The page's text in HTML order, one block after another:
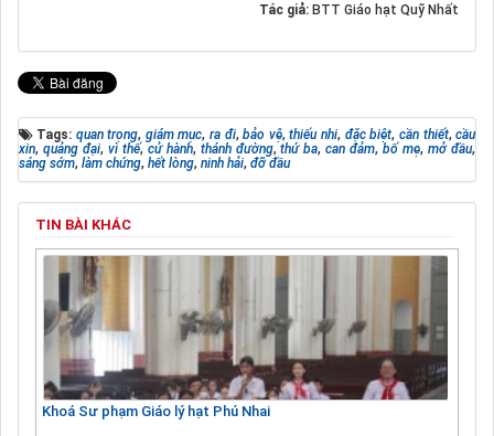
Tác giả: BTT Giáo hạt Quỹ Nhất
Tags: quan trọng, giám mục,ra đi,bảo vệ,thiếu nhi, đặc biệt, cần thiết,cầu
xin, quảng đại, vì thế, cử hành, thánh đường,thứ ba,can đảm,bố mẹ,mở đầu,
sáng sớm, làm chứng, hết lòng, ninh hải, đỡ đầu
TIN BÀI KHÁC
Khoá Sư phạm Giáo lý hạt Phú Nhai